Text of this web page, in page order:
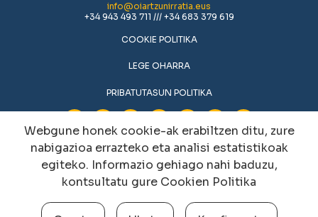
info@oiartzunirratia.eus
+34 943 493 711 /// +34 683 379 619
COOKIE POLITIKA
LEGE OHARRA
PRIBATUTASUN POLITIKA
Webgune honek cookie-ak erabiltzen ditu, zure
nabigazioa errazteko eta analisi estatistikoak
egiteko. Informazio gehiago nahi baduzu,
kontsultatu gure Cookien Politika